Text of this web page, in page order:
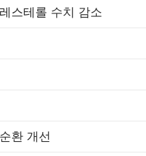
스테롤 수치 감소
환 개선